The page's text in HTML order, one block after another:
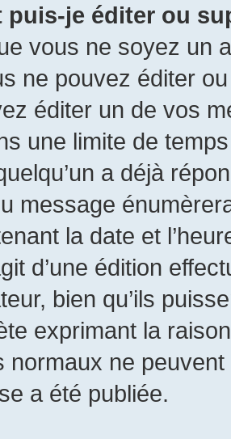
puis-je éditer ou
vous ne soyez un
ne pouvez éditer
éditer un de vos
une limite de
a déjà
message
la date et
d’une édition
bien qu’ils
exprimant la
normaux ne
a été publiée.